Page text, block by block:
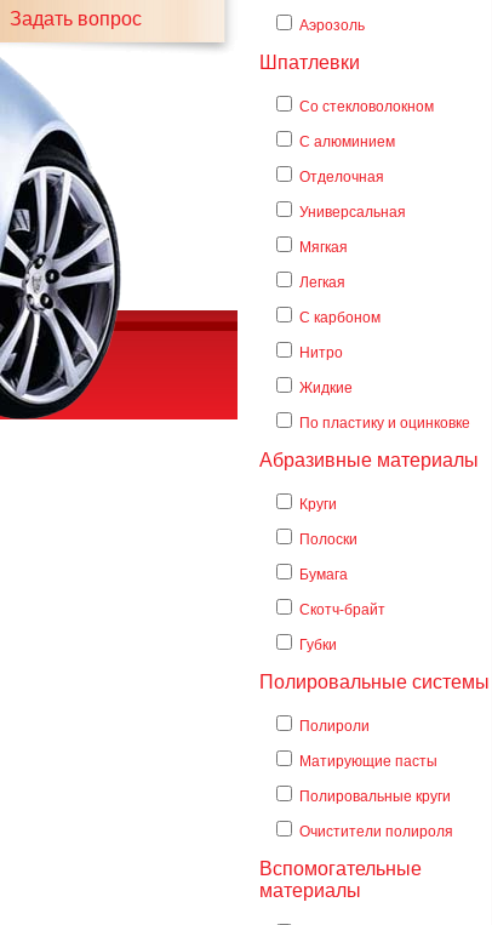
Задать вопрос
Аэрозоль
Шпатлевки
Со стекловолокном
С алюминием
Отделочная
Универсальная
Мягкая
Легкая
С карбоном
Нитро
Жидкие
По пластику и оцинковке
Абразивные материалы
Круги
Полоски
Бумага
Скотч-брайт
Губки
Полировальные системы
Полироли
Матирующие пасты
Полировальные круги
Очистители полироля
Вспомогательные
материалы